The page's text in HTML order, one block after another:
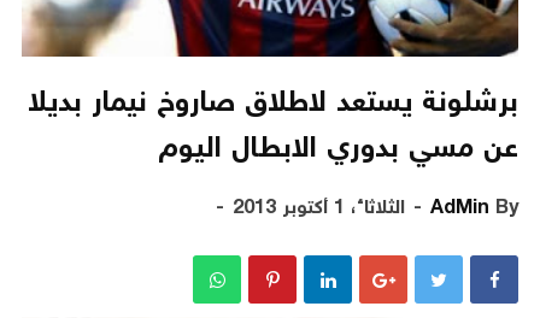
برشلونة يستعد لاطلاق صاروخ نيمار بديلا
عن مسي بدوري الابطال اليوم
By
AdMin الثلاثاء، 1 أكتوبر 2013